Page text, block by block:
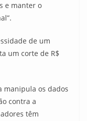
e manter o
de um
um corte de R$
manipula os dados
contra a
têm